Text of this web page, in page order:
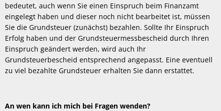
bedeutet, auch wenn Sie einen Einspruch beim Finanzamt
eingelegt haben und dieser noch nicht bearbeitet ist, müssen
Sie die Grundsteuer (zunächst) bezahlen. Sollte Ihr Einspruch
Erfolg haben und der Grundsteuermessbescheid durch Ihren
Einspruch geändert werden, wird auch Ihr
Grundsteuerbescheid entsprechend angepasst. Eine eventuell
zu viel bezahlte Grundsteuer erhalten Sie dann erstattet.
An wen kann ich mich bei Fragen wenden?